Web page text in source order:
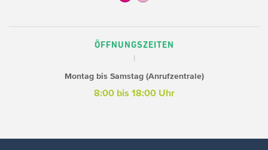
ÖFFNUNGSZEITEN
Montag bis Samstag (Anrufzentrale)
8:00 bis 18:00 Uhr